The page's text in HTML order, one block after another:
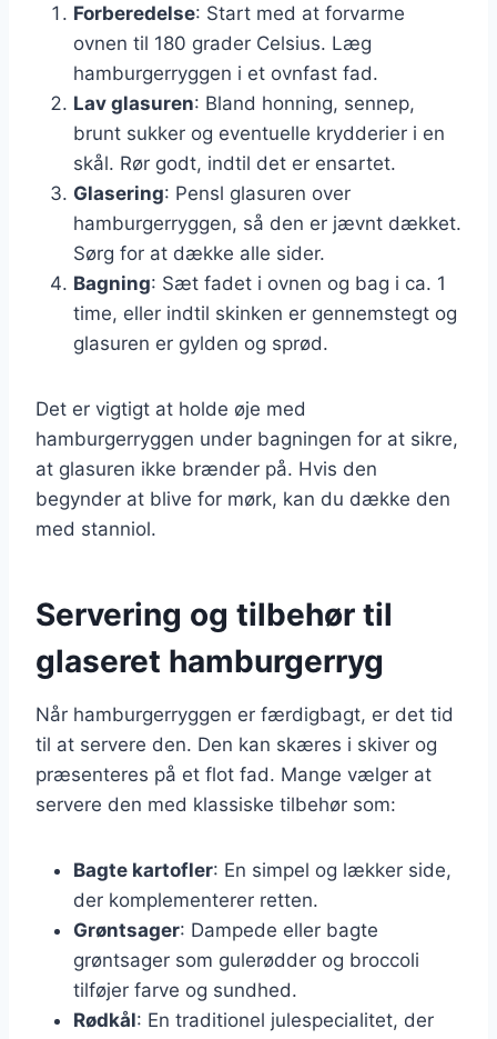
Forberedelse: Start med at forvarme
ovnen til 180 grader Celsius. Læg
hamburgerryggen i et ovnfast fad.
Lav glasuren: Bland honning, sennep,
brunt sukker og eventuelle krydderier i en
skål. Rør godt, indtil det er ensartet.
Glasering: Pensl glasuren over
hamburgerryggen, så den er jævnt dækket.
Sørg for at dække alle sider.
Bagning: Sæt fadet i ovnen og bag i ca. 1
time, eller indtil skinken er gennemstegt og
glasuren er gylden og sprød.
Det er vigtigt at holde øje med
hamburgerryggen under bagningen for at sikre,
at glasuren ikke brænder på. Hvis den
begynder at blive for mørk, kan du dække den
med stanniol.
Servering og tilbehør til
glaseret hamburgerryg
Når hamburgerryggen er færdigbagt, er det tid
til at servere den. Den kan skæres i skiver og
præsenteres på et flot fad. Mange vælger at
servere den med klassiske tilbehør som:
Bagte kartofler: En simpel og lækker side,
der komplementerer retten.
Grøntsager: Dampede eller bagte
grøntsager som gulerødder og broccoli
tilføjer farve og sundhed.
Rødkål: En traditionel julespecialitet, der